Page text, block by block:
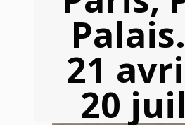
21
20
En continuant, vous acceptez
votre adresse email pour l’envoi
aucun cas elle ne sera transmise à